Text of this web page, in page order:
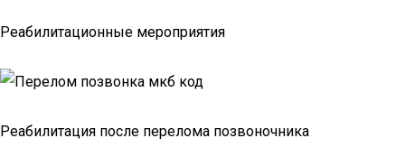
Реабилитационные мероприятия
Реабилитация после перелома позвоночника